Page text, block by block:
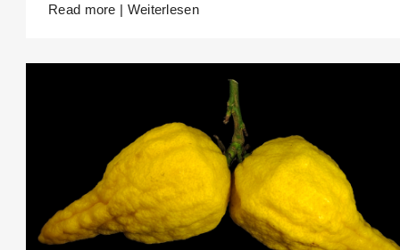
Read more | Weiterlesen